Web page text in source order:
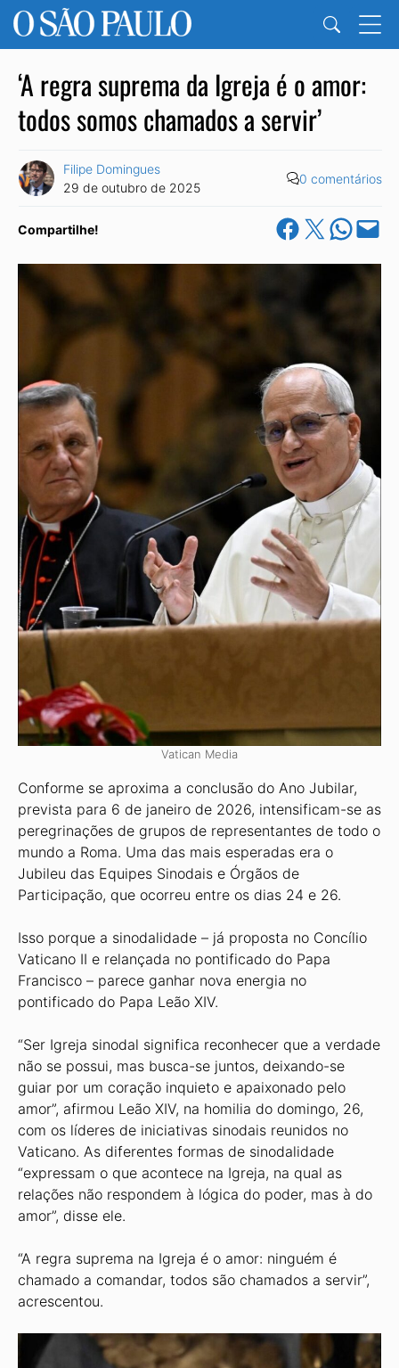
‘A regra suprema da Igreja é o amor:
todos somos chamados a servir’
Filipe Domingues
29 de outubro de 2025
0 comentários
Compartilhe! Share on Facebook
Share on X Share on
Email this
Vatican Media
Conforme se aproxima a conclusão do Ano Jubilar,
prevista para 6 de janeiro de 2026, intensificam-se as
peregrinações de grupos de representantes de todo o
mundo a Roma. Uma das mais esperadas era o
Jubileu das Equipes Sinodais e Órgãos de
Participação, que ocorreu entre os dias 24 e 26.
Isso porque a sinodalidade – já proposta no Concílio
Vaticano II e relançada no pontificado do Papa
Francisco – parece ganhar nova energia no
pontificado do Papa Leão XIV.
“Ser Igreja sinodal significa reconhecer que a verdade
não se possui, mas busca-se juntos, deixando-se
guiar por um coração inquieto e apaixonado pelo
amor”, afirmou Leão XIV, na homilia do domingo, 26,
com os líderes de iniciativas sinodais reunidos no
Vaticano. As diferentes formas de sinodalidade
“expressam o que acontece na Igreja, na qual as
relações não respondem à lógica do poder, mas à do
amor”, disse ele.
“A regra suprema na Igreja é o amor: ninguém é
chamado a comandar, todos são chamados a servir”,
acrescentou.